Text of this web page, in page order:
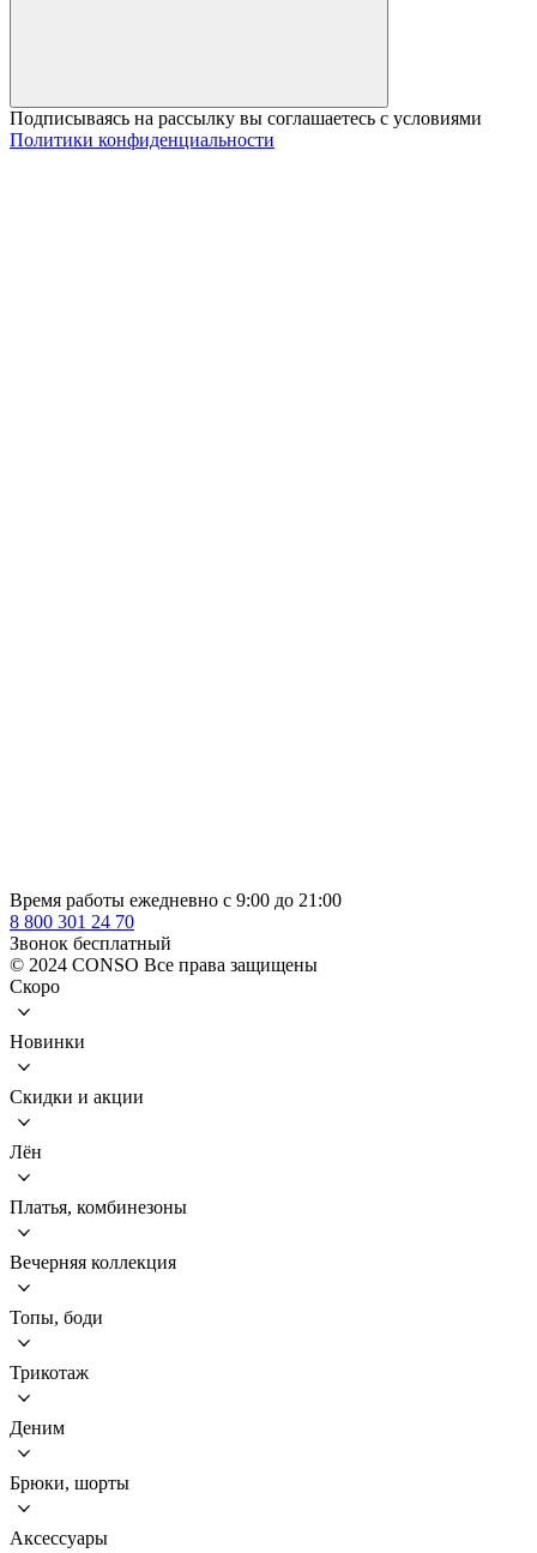
Подписываясь на рассылку вы соглашаетесь с условиями
Политики конфиденциальности
Время работы ежедневно с 9:00 до 21:00
8 800 301 24 70
Звонок бесплатный
© 2024 CONSO Все права защищены
Скоро
Новинки
Скидки и акции
Лён
Платья, комбинезоны
Вечерняя коллекция
Топы, боди
Трикотаж
Деним
Брюки, шорты
Аксессуары